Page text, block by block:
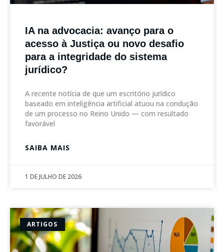
IA na advocacia: avanço para o
acesso à Justiça ou novo desafio
para a integridade do sistema
jurídico?
A recente notícia de que um escritório jurídico
baseado em inteligência artificial atuou na condução
de um processo no Reino Unido — com resultado
favorável
SAIBA MAIS
1 DE JULHO DE 2026
ARTIGOS